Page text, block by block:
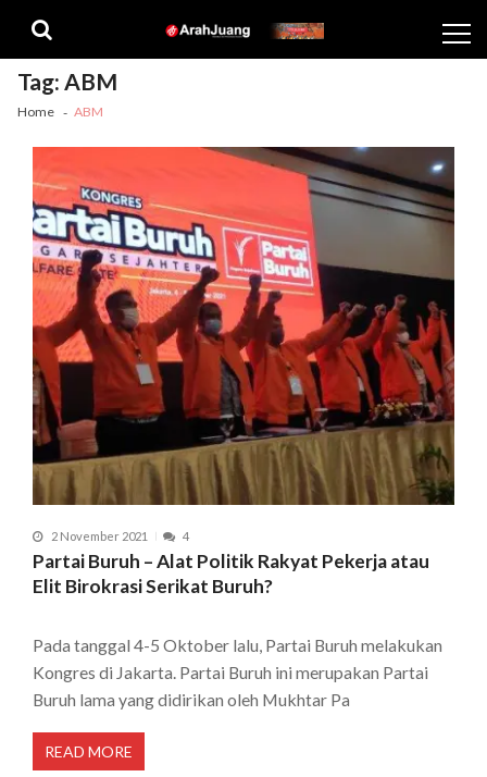
navigation
content
Tag:ABM
Home ABM
2 November 2021 4
Partai Buruh – Alat Politik Rakyat Pekerja atau
Elit Birokrasi Serikat Buruh?
Pada tanggal 4-5 Oktober lalu, Partai Buruh melakukan
Kongres di Jakarta. Partai Buruh ini merupakan Partai
Buruh lama yang didirikan oleh Mukhtar Pa
READ MORE